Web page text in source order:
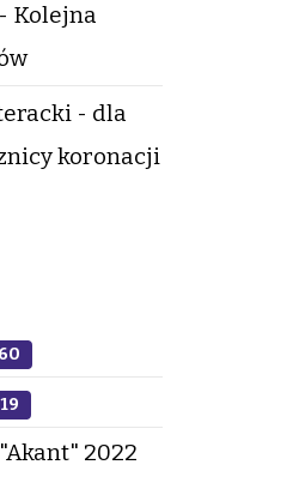
Kolejna
- dla
koronacji
60
19
2022